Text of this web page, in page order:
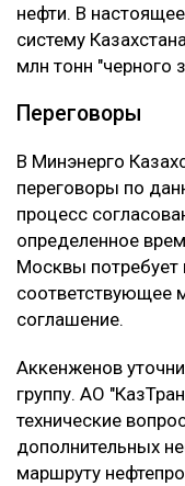
нефти. В
систему
млн тонн "черного
Переговоры
В Минэнерго
переговоры по
процесс
определенное
Москвы потребует
соответствующее
соглашение.
Аккенженов
группу. АО
технические
дополнительных
маршруту